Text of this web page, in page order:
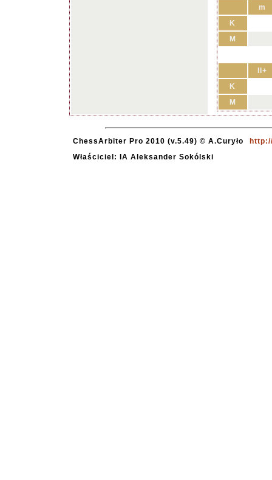
m
K
M
II+
K
M
ChessArbiter Pro 2010 (v.5.49) © A.Curyło
Właściciel: IA Aleksander Sokólski